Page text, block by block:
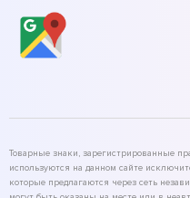
Товарные знаки, зарегистрированные
используются на данном сайте
которые предлагаются через сеть